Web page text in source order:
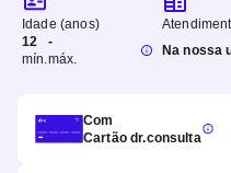
Idade (anos)
12
mín.
-
máx.
Na nossa
Com
Cartão dr.consulta